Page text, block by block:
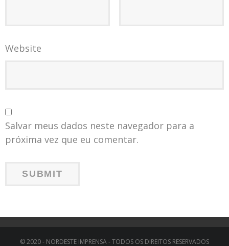
Website
Salvar meus dados neste navegador para a
próxima vez que eu comentar.
© 2020 - NORDESTE IMPRENSA - TODOS OS DIREITOS RESERVADOS